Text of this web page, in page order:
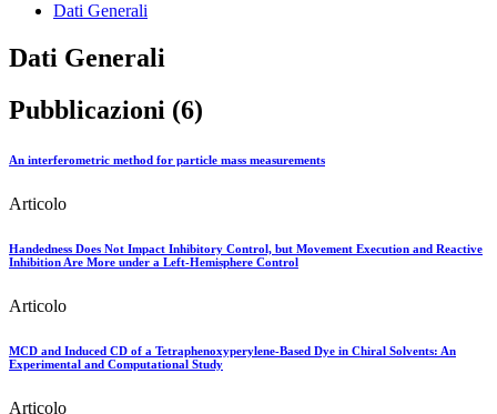
Dati Generali
Dati Generali
Pubblicazioni (6)
An interferometric method for particle mass measurements
Articolo
Handedness Does Not Impact Inhibitory Control, but Movement Execution and Reactive
Inhibition Are More under a Left-Hemisphere Control
Articolo
MCD and Induced CD of a Tetraphenoxyperylene-Based Dye in Chiral Solvents: An
Experimental and Computational Study
Articolo